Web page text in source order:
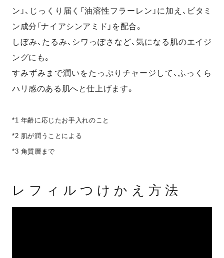
ン」、じっくり届く「油溶性フラーレン」に加え、ビタミ
ン成分「ナイアシンアミド」を配合。
しぼみ、たるみ、シワっぽさなど、気になる肌のエイジ
ングにも。
すみずみまで潤いをたっぷりチャージして、ふっくら
ハリ感のある肌へと仕上げます。
*1 年齢に応じたお手入れのこと
*2 肌が潤うことによる
*3 角質層まで
レフィルつけかえ方法